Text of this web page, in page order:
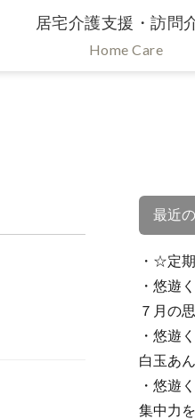
居宅介護支援・訪問
Home Care
最近
☆定
悠遊
７月の
悠遊
白玉あ
悠遊
集中力